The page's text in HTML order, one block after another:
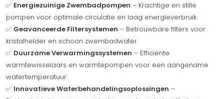
✅ Energiezuinige Zwembadpompen – Krachtige en stille
pompen voor optimale circulatie en laag energieverbruik.
✅ Geavanceerde Filtersystemen – Betrouwbare filters voor
kristalhelder en schoon zwembadwater.
✅ Duurzame Verwarmingssystemen – Efficiënte
warmtewisselaars en warmtepompen voor een aangename
watertemperatuur.
✅ Innovatieve Waterbehandelingsoplossingen –